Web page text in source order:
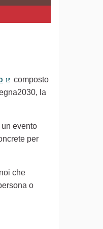
(Collegamento esterno)
composto
la
evento
per
che
o